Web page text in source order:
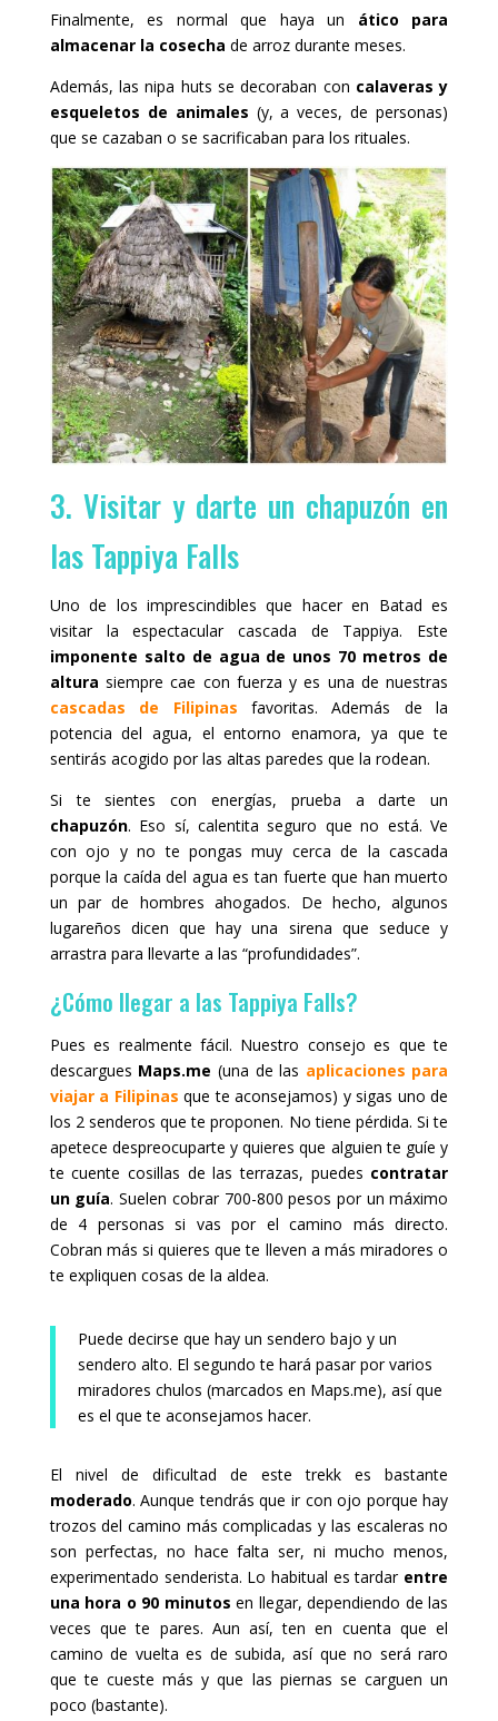
Finalmente, es normal que haya un ático para
almacenar la cosecha de arroz durante meses.
Además, las nipa huts se decoraban con calaveras y
esqueletos de animales (y, a veces, de personas)
que se cazaban o se sacrificaban para los rituales.
3. Visitar y darte un chapuzón en
las Tappiya Falls
Uno de los imprescindibles que hacer en Batad es
visitar la espectacular cascada de Tappiya. Este
imponente salto de agua de unos 70 metros de
altura siempre cae con fuerza y es una de nuestras
cascadas de Filipinas favoritas. Además de la
potencia del agua, el entorno enamora, ya que te
sentirás acogido por las altas paredes que la rodean.
Si te sientes con energías, prueba a darte un
chapuzón. Eso sí, calentita seguro que no está. Ve
con ojo y no te pongas muy cerca de la cascada
porque la caída del agua es tan fuerte que han muerto
un par de hombres ahogados. De hecho, algunos
lugareños dicen que hay una sirena que seduce y
arrastra para llevarte a las “profundidades”.
¿Cómo llegar a las Tappiya Falls?
Pues es realmente fácil. Nuestro consejo es que te
descargues Maps.me (una de las aplicaciones para
viajar a Filipinas que te aconsejamos) y sigas uno de
los 2 senderos que te proponen. No tiene pérdida. Si te
apetece despreocuparte y quieres que alguien te guíe y
te cuente cosillas de las terrazas, puedes contratar
un guía. Suelen cobrar 700-800 pesos por un máximo
de 4 personas si vas por el camino más directo.
Cobran más si quieres que te lleven a más miradores o
te expliquen cosas de la aldea.
Puede decirse que hay un sendero bajo y un
sendero alto. El segundo te hará pasar por varios
miradores chulos (marcados en Maps.me), así que
es el que te aconsejamos hacer.
El nivel de dificultad de este trekk es bastante
moderado. Aunque tendrás que ir con ojo porque hay
trozos del camino más complicadas y las escaleras no
son perfectas, no hace falta ser, ni mucho menos,
experimentado senderista. Lo habitual es tardar entre
una hora o 90 minutos en llegar, dependiendo de las
veces que te pares. Aun así, ten en cuenta que el
camino de vuelta es de subida, así que no será raro
que te cueste más y que las piernas se carguen un
poco (bastante).